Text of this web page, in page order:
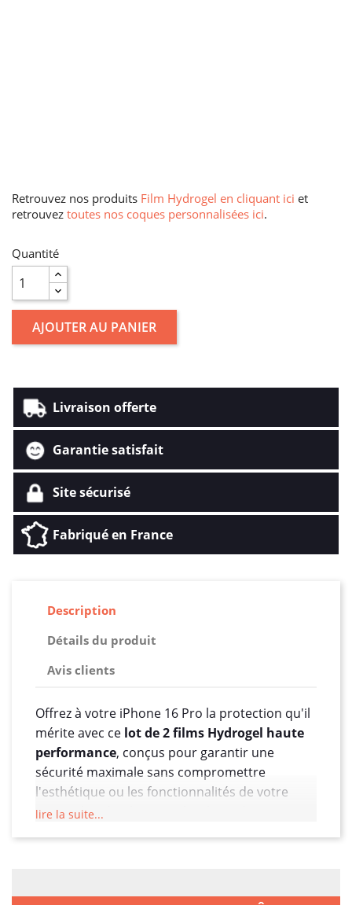
Retrouvez nos produits Film Hydrogel en cliquant ici et
retrouvez toutes nos coques personnalisées ici.
Quantité
AJOUTER AU PANIER
Livraison offerte
Garantie satisfait
Site sécurisé
Fabriqué en France
Description
Détails du produit
Avis clients
Offrez à votre iPhone 16 Pro la protection qu'il
mérite avec ce lot de 2 films Hydrogel haute
performance, conçus pour garantir une
sécurité maximale sans compromettre
l'esthétique ou les fonctionnalités de votre
appareil. Grâce à une technologie de pointe en
lire la suite...